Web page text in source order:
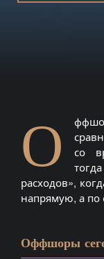
О
со
расходов»,
напрямую, а по
Оффшоры